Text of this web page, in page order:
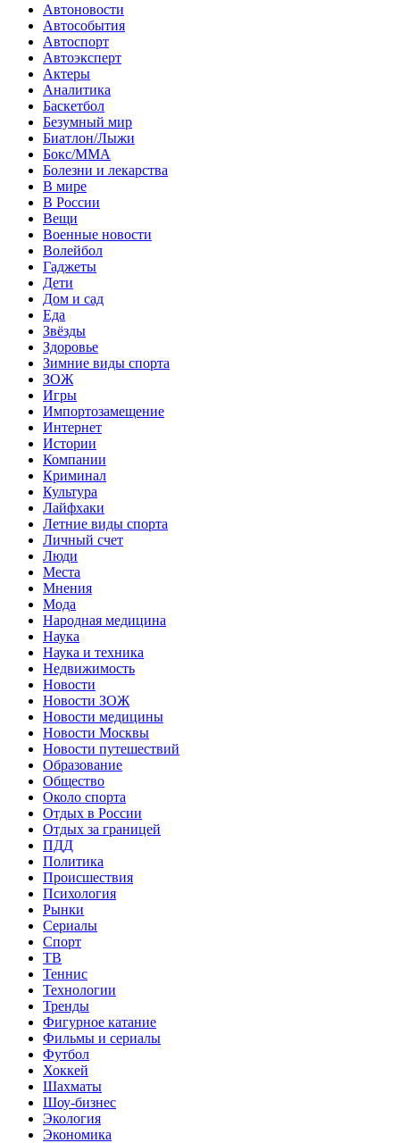
Автоновости
Автособытия
Автоспорт
Автоэксперт
Актеры
Аналитика
Баскетбол
Безумный мир
Биатлон/Лыжи
Бокс/MMA
Болезни и лекарства
В мире
В России
Вещи
Военные новости
Волейбол
Гаджеты
Дети
Дом и сад
Еда
Звёзды
Здоровье
Зимние виды спорта
ЗОЖ
Игры
Импортозамещение
Интернет
Истории
Компании
Криминал
Культура
Лайфхаки
Летние виды спорта
Личный счет
Люди
Места
Мнения
Мода
Народная медицина
Наука
Наука и техника
Недвижимость
Новости
Новости ЗОЖ
Новости медицины
Новости Москвы
Новости путешествий
Образование
Общество
Около спорта
Отдых в России
Отдых за границей
ПДД
Политика
Происшествия
Психология
Рынки
Сериалы
Спорт
ТВ
Теннис
Технологии
Тренды
Фигурное катание
Фильмы и сериалы
Футбол
Хоккей
Шахматы
Шоу-бизнес
Экология
Экономика